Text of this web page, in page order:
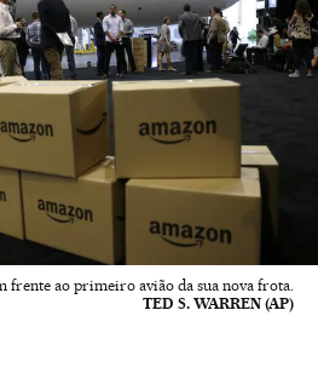
frente ao primeiro avião da sua nova frota.
TED S. WARREN (AP)